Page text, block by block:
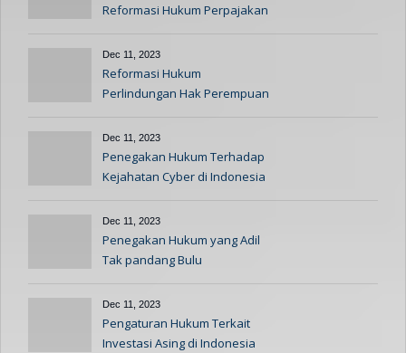
Reformasi Hukum Perpajakan
Dec 11, 2023
Reformasi Hukum
Perlindungan Hak Perempuan
Dec 11, 2023
Penegakan Hukum Terhadap
Kejahatan Cyber di Indonesia
Dec 11, 2023
Penegakan Hukum yang Adil
Tak pandang Bulu
Dec 11, 2023
Pengaturan Hukum Terkait
Investasi Asing di Indonesia